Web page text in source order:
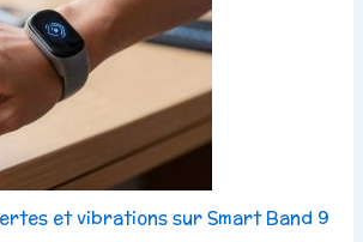
et vibrations sur Smart Band 9